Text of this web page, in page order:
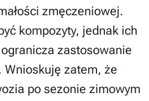
zmęczeniowej.
kompozyty, jednak ich
zastosowanie
zatem, że
po sezonie zimowym